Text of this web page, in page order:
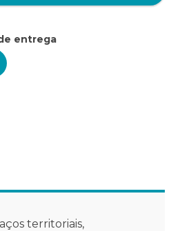
entrega
territoriais,